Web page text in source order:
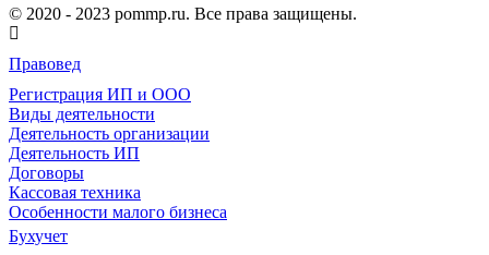
© 2020 - 2023 pommp.ru. Все права защищены.
Правовед
Регистрация ИП и ООО
Виды деятельности
Деятельность организации
Деятельность ИП
Договоры
Кассовая техника
Особенности малого бизнеса
Бухучет